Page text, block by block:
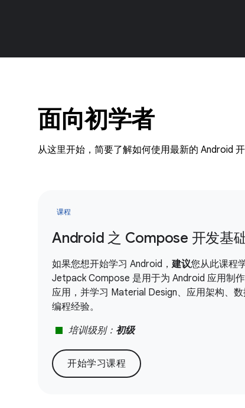
面向初学者
从这里开始，简要了解如何使用最新的 Android 开
课程
Android 之 Compose 开发基
如果您想开始学习 Android，建议您从此课程
Jetpack Compose 是用于为 Android 应用制
应用，并学习 Material Design、应用架构、
编程经验。
stop 培训级别： 初级
开始学习课程